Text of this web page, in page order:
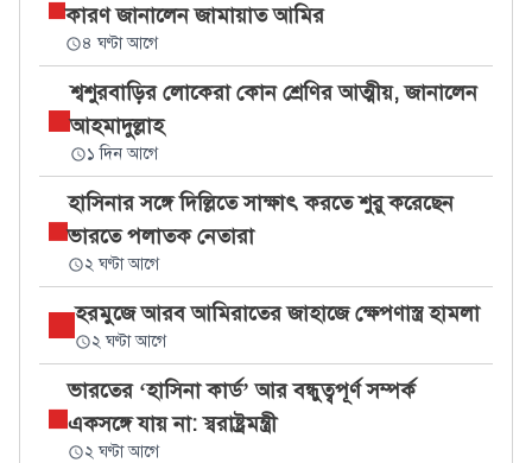
কারণ জানালেন জামায়াত আমির
৪ ঘণ্টা আগে
শ্বশুরবাড়ির লোকেরা কোন শ্রেণির আত্মীয়, জানালেন
আহমাদুল্লাহ
১ দিন আগে
হাসিনার সঙ্গে দিল্লিতে সাক্ষাৎ করতে শুরু করেছেন
ভারতে পলাতক নেতারা
২ ঘণ্টা আগে
হরমুজে আরব আমিরাতের জাহাজে ক্ষেপণাস্ত্র হামলা
২ ঘণ্টা আগে
ভারতের ‘হাসিনা কার্ড’ আর বন্ধুত্বপূর্ণ সম্পর্ক
একসঙ্গে যায় না: স্বরাষ্ট্রমন্ত্রী
২ ঘণ্টা আগে